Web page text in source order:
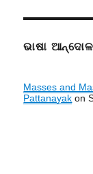
ଭାଷା
Masses and
Pattanayak on